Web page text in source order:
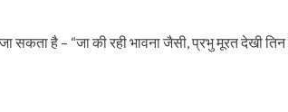
सकता है – “जा की रही भावना जैसी, प्रभु मूरत देखी